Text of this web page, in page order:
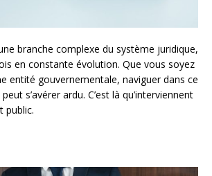
branche complexe du système juridique,
en constante évolution. Que vous soyez
entité gouvernementale, naviguer dans ce
s’avérer ardu. C’est là qu’interviennent
public.